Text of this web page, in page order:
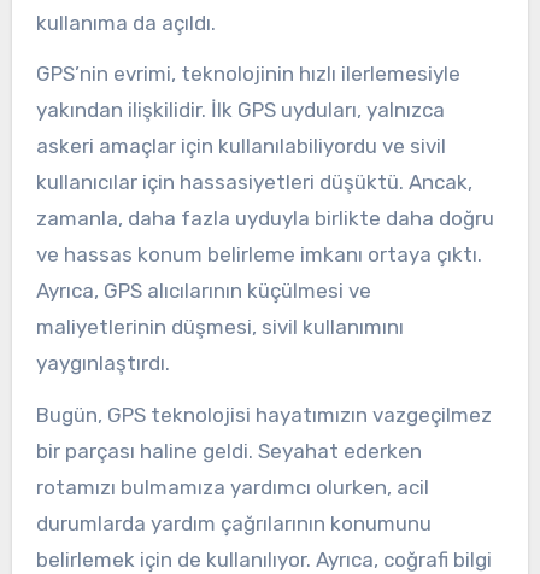
kullanıma da açıldı.
GPS’nin evrimi, teknolojinin hızlı ilerlemesiyle
yakından ilişkilidir. İlk GPS uyduları, yalnızca
askeri amaçlar için kullanılabiliyordu ve sivil
kullanıcılar için hassasiyetleri düşüktü. Ancak,
zamanla, daha fazla uyduyla birlikte daha doğru
ve hassas konum belirleme imkanı ortaya çıktı.
Ayrıca, GPS alıcılarının küçülmesi ve
maliyetlerinin düşmesi, sivil kullanımını
yaygınlaştırdı.
Bugün, GPS teknolojisi hayatımızın vazgeçilmez
bir parçası haline geldi. Seyahat ederken
rotamızı bulmamıza yardımcı olurken, acil
durumlarda yardım çağrılarının konumunu
belirlemek için de kullanılıyor. Ayrıca, coğrafi bilgi